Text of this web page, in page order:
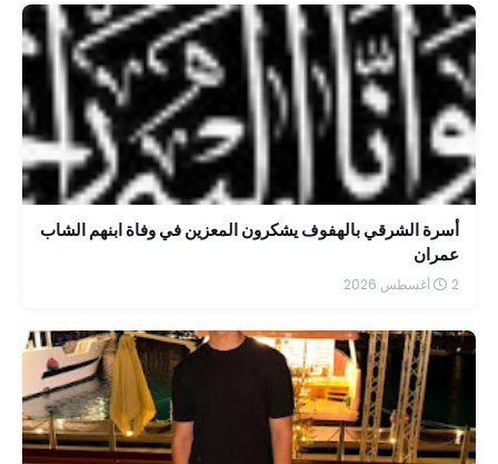
أسرة الشرقي بالهفوف يشكرون المعزين في وفاة ابنهم الشاب
عمران
2 أغسطس 2026